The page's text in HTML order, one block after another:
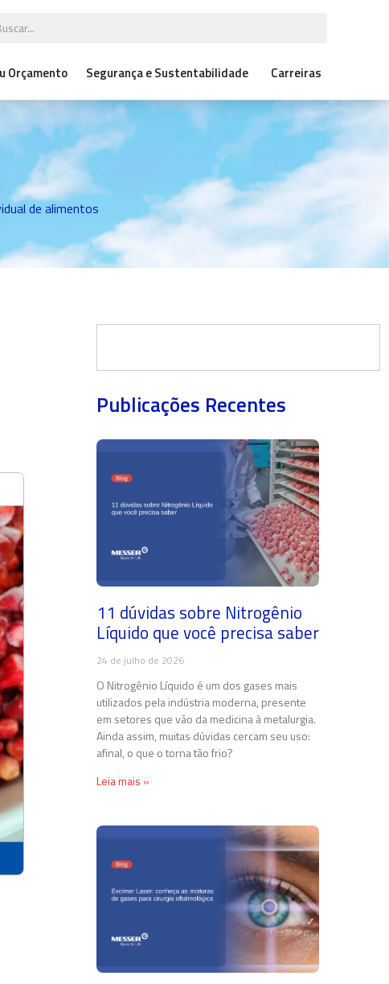
Orçamento Segurança e Sustentabilidade Carreiras
de alimentos
Publicações Recentes
11 dúvidas sobre Nitrogênio
Líquido que você precisa saber
24 de julho de 2026
O Nitrogênio Líquido é um dos gases mais
utilizados pela indústria moderna, presente
em setores que vão da medicina à metalurgia.
Ainda assim, muitas dúvidas cercam seu uso:
afinal, o que o torna tão frio?
Leia mais »